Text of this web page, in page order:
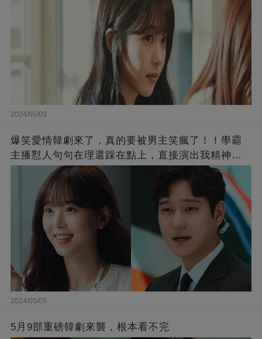
2024/05/09
爆笑愛情韓劇來了，真的要被男主笑瘋了！！學霸
主播懟人句句在理還踩在點上，直接演出我精神世
界的嘴替！
2024/05/05
5月9部重磅韓劇來襲，根本看不完